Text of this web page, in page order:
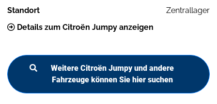
Standort
Zentrallager
Details zum Citroën Jumpy anzeigen
Weitere Citroën Jumpy und andere
Fahrzeuge können Sie hier suchen